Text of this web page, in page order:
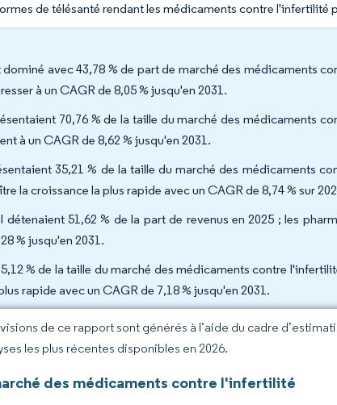
de télésanté rendant les médicaments contre l'infertilité
avec 43,78 % de part de marché des médicaments
à un CAGR de 8,05 % jusqu'en 2031.
70,76 % de la taille du marché des médicaments
à un CAGR de 8,62 % jusqu'en 2031.
35,21 % de la taille du marché des médicaments
la croissance la plus rapide avec un CAGR de 8,74 % sur
51,62 % de la part de revenus en 2025 ; les
% jusqu'en 2031.
% de la taille du marché des médicaments contre
rapide avec un CAGR de 7,18 % jusqu'en 2031.
de ce rapport sont générés à l’aide du cadre
les plus récentes disponibles en 2026.
des médicaments contre l'infertilité